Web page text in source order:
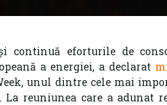
continuă eforturile de
a energiei, a declarat
unul dintre cele mai
La reuniunea care a adunat